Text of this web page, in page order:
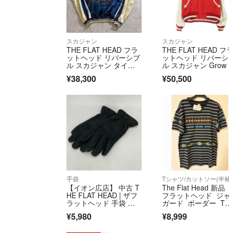
スカジャン
THE FLAT HEAD フラ
ットヘッド リバーシブ
ル スカジャン タイガ
¥38,300
スカジャン
THE FLAT HEAD フ
ットヘッド リバー
ル スカジャン Grow
ケット 龍 虎 富士
¥50,500
手袋
【イオン広店】 中古 T
HE FLAT HEAD | ザフ
ラットヘッド 手袋 ブ
ラック 【134】
¥5,980
The Flat Head 新品
フラットヘッド ジ
ガード ボーダー T
ャツ 日本製 XL
¥8,999